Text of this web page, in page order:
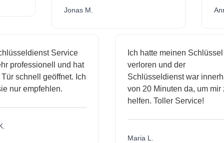
Jonas M.
Service
professionell und hat
schnell geöffnet. Ich
nur empfehlen.
Ich hatte meinen Schlüssel
verloren und der
Schlüsseldienst war
von 20 Minuten da, um mir
helfen. Toller Service!
Maria L.